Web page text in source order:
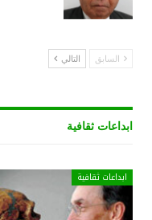
السابق التالي
ابداعات ثقافية